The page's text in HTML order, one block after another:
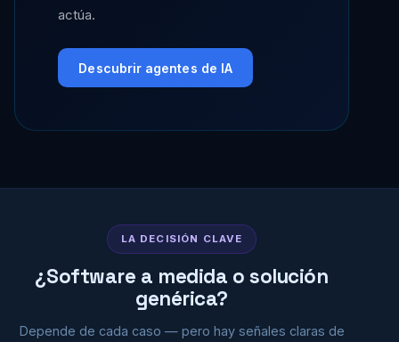
actúa.
Descubrir agentes de IA
LA DECISIÓN CLAVE
¿Software a medida o solución
genérica?
Depende de cada caso — pero hay señales claras de